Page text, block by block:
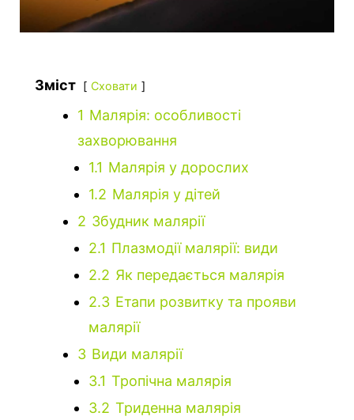
Зміст Сховати
1 Малярія: особливості
захворювання
1.1 Малярія у дорослих
1.2 Малярія у дітей
2 Збудник малярії
2.1 Плазмодії малярії: види
2.2 Як передається малярія
2.3 Етапи розвитку та прояви
малярії
3 Види малярії
3.1 Тропічна малярія
3.2 Триденна малярія